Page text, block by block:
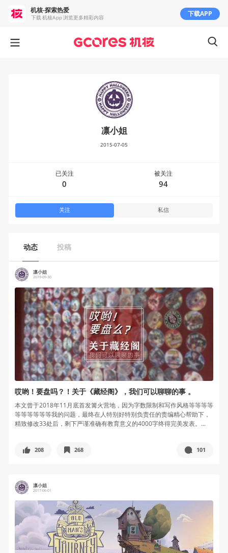
动态 投稿
凛小姐
2019-09-30
哎哟！要盘吗？！关于《藏经阁》，我们可以聊聊的事 。
本文曾于2018年11月底首发篝火营地，因为字数限制和写作风格等等等等
等等等等等等我的问题，最终在人特别好特别负责任的责编精心帮助下，
精致修改33处后，剩下严谨准确有教育意义的4000字终得完美发表。...
208 268 101
凛小姐
2017-06-01
凛小姐
2015-07-05
已关注
0
被关注
94
关注 私信
机核-探索热爱
下载 机核App 浏览更多精彩内容 下载APP